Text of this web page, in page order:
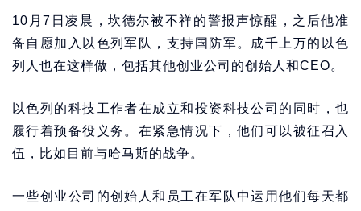
10月7日凌晨，坎德尔被不祥的警报声惊醒，之后他准
备自愿加入以色列军队，支持国防军。成千上万的以色
列人也在这样做，包括其他创业公司的创始人和CEO。
以色列的科技工作者在成立和投资科技公司的同时，也
履行着预备役义务。在紧急情况下，他们可以被征召入
伍，比如目前与哈马斯的战争。
一些创业公司的创始人和员工在军队中运用他们每天都